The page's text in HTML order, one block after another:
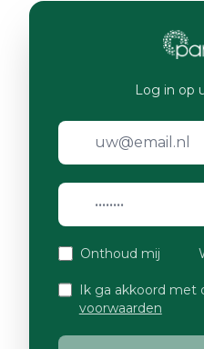
Log in op
Onthoud mij
Ik ga akkoord met
voorwaarden